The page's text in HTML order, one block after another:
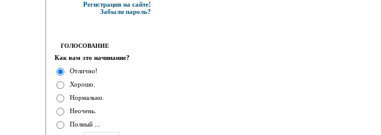
Регистрация на сайте!
Забыли пароль?
ГОЛОСОВАНИЕ
Как вам это начинание?
Отлично!
Хорошо.
Нормально.
Неочень.
Полный ...